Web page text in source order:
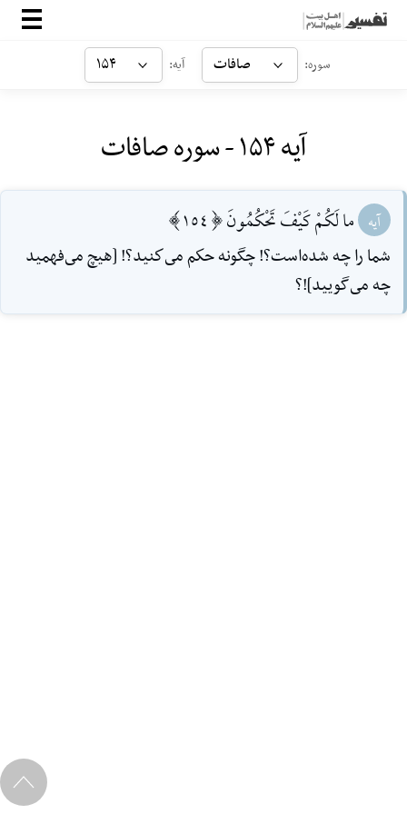
صفحه‌اصلی
ارتباط با ما
سوره: صافات آیه: ۱۵۴
آیه ۱۵۴ - سوره صافات
آیه ما لَكُمْ كَيْفَ تَحْكُمُونَ [154]
شما را چه شده‌است؟! چگونه حكم مى‌كنيد؟! [هيچ مى‌فهميد
چه مى‌گوييد]!؟